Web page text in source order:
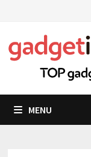
content
MENU